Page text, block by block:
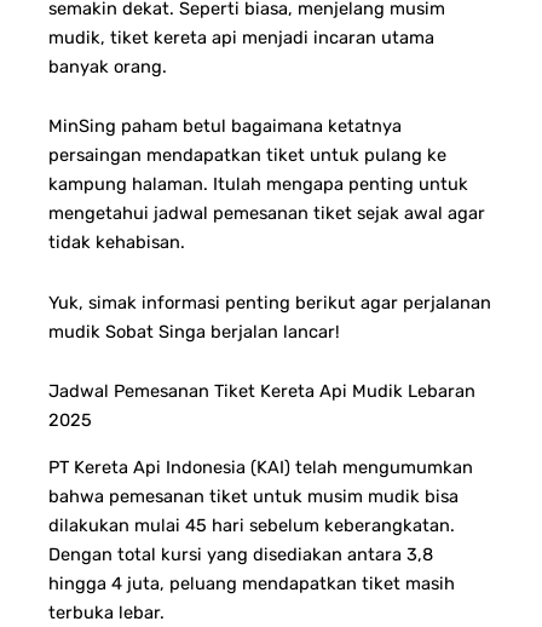
semakin dekat. Seperti biasa, menjelang musim
mudik, tiket kereta api menjadi incaran utama
banyak orang.
MinSing paham betul bagaimana ketatnya
persaingan mendapatkan tiket untuk pulang ke
kampung halaman. Itulah mengapa penting untuk
mengetahui jadwal pemesanan tiket sejak awal agar
tidak kehabisan.
Yuk, simak informasi penting berikut agar perjalanan
mudik Sobat Singa berjalan lancar!
Jadwal Pemesanan Tiket Kereta Api Mudik Lebaran
2025
PT Kereta Api Indonesia (KAI) telah mengumumkan
bahwa pemesanan tiket untuk musim mudik bisa
dilakukan mulai 45 hari sebelum keberangkatan.
Dengan total kursi yang disediakan antara 3,8
hingga 4 juta, peluang mendapatkan tiket masih
terbuka lebar.